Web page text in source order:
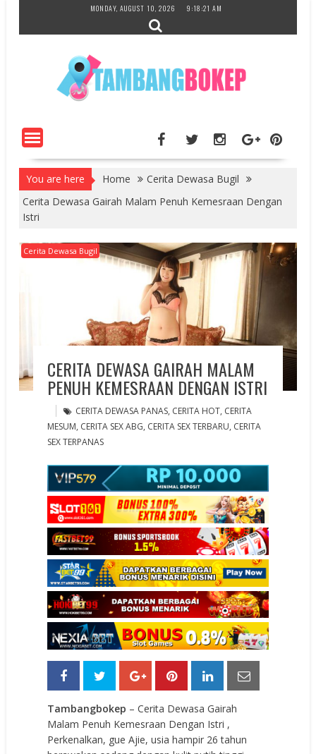
content
MONDAY, AUGUST 10, 2026 9:18:22 AM
You are here Home
Cerita Dewasa Bugil
Cerita Dewasa Gairah Malam Penuh Kemesraan Dengan
Istri
Cerita Dewasa Bugil
CERITA DEWASA GAIRAH MALAM
PENUH KEMESRAAN DENGAN ISTRI
CERITA DEWASA PANAS, CERITA HOT, CERITA
MESUM, CERITA SEX ABG, CERITA SEX TERBARU, CERITA
SEX TERPANAS
Tambangbokep – Cerita Dewasa Gairah
Malam Penuh Kemesraan Dengan Istri ,
Perkenalkan, gue Ajie, usia hampir 26 tahun